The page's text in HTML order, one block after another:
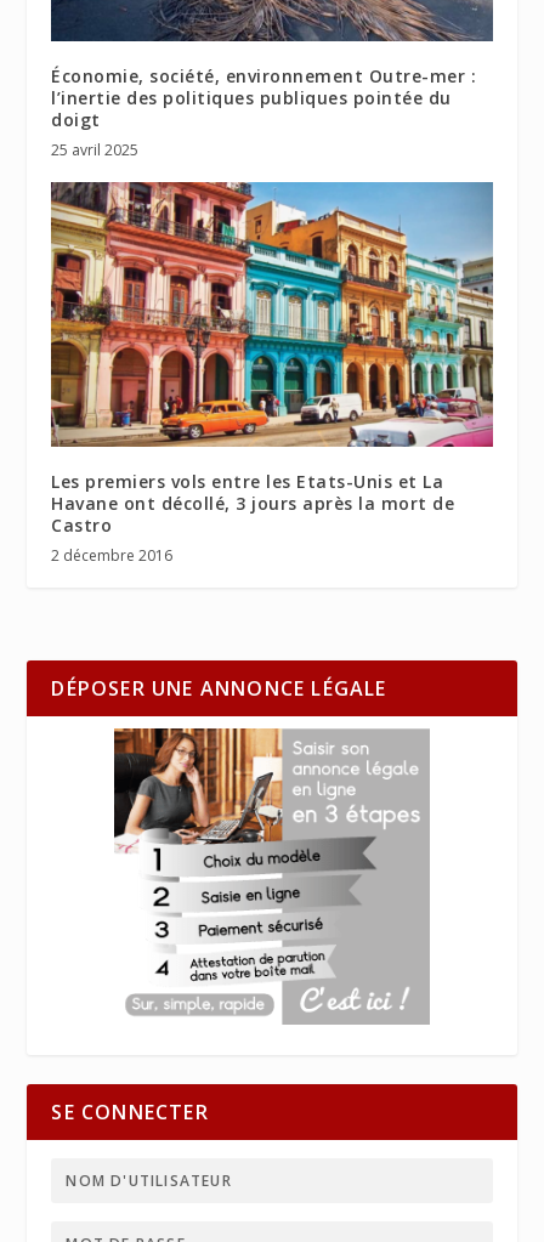
Économie, société, environnement Outre-mer :
l’inertie des politiques publiques pointée du
doigt
25 avril 2025
Les premiers vols entre les Etats-Unis et La
Havane ont décollé, 3 jours après la mort de
Castro
2 décembre 2016
DÉPOSER UNE ANNONCE LÉGALE
SE CONNECTER